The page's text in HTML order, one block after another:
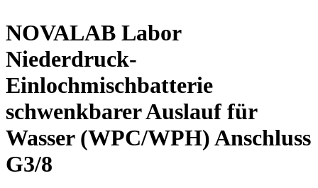
NOVALAB Labor
Niederdruck-
Einlochmischbatterie
schwenkbarer Auslauf für
Wasser (WPC/WPH) Anschluss
G3/8